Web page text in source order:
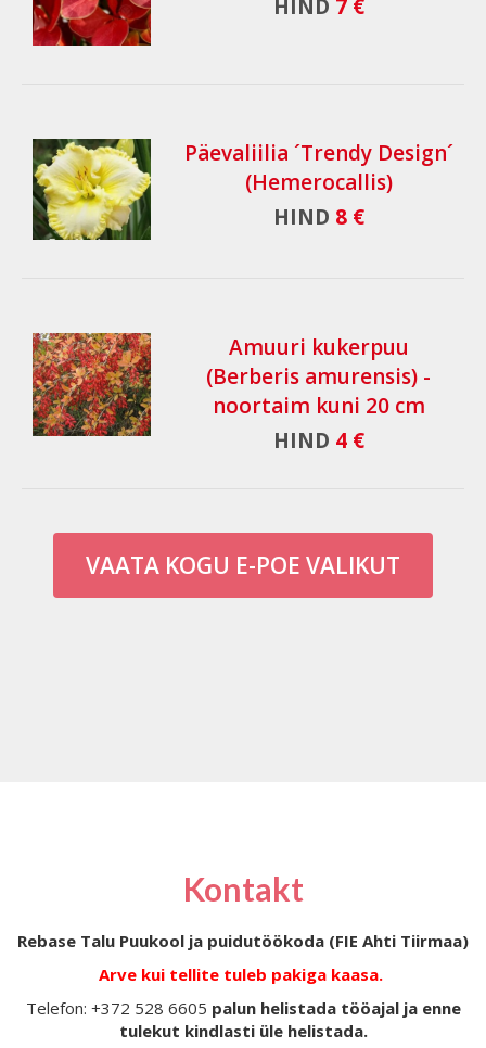
HIND 7 €
Päevaliilia ´Trendy Design´
(Hemerocallis)
HIND 8 €
Amuuri kukerpuu
(Berberis amurensis) -
noortaim kuni 20 cm
HIND 4 €
VAATA KOGU E-POE VALIKUT
Kontakt
Rebase Talu Puukool ja puidutöökoda (FIE Ahti Tiirmaa)
Arve kui tellite tuleb pakiga kaasa.
Telefon: +372 528 6605 palun helistada tööajal ja enne
tulekut kindlasti üle helistada.